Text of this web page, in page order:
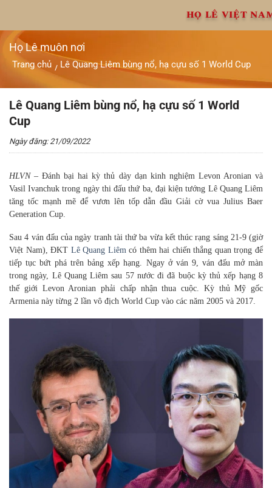
nội
dung
HỌ LÊ VIỆT
Họ Lê muôn nơi
Trang chủ / Lê Quang Liêm bùng nổ, hạ cựu số 1 World Cup
Lê Quang Liêm bùng nổ, hạ cựu số 1 World
Cup
Ngày đăng: 21/09/2022
HLVN– Đánh bại hai kỳ thủ dày dạn kinh nghiệm Levon Aronian và
Vasil Ivanchuk trong ngày thi đấu thứ ba, đại kiện tướng Lê Quang Liêm
tăng tốc mạnh mẽ để vươn lên tốp dẫn đầu Giải cờ vua Julius Baer
Generation Cup.
Sau 4 ván đấu của ngày tranh tài thứ ba vừa kết thúc rạng sáng 21-9 (giờ
Việt Nam), ĐKT Lê Quang Liêmcó thêm hai chiến thắng quan trọng để
tiếp tục bứt phá trên bảng xếp hạng. Ngay ở ván 9, ván đấu mở màn
trong ngày, Lê Quang Liêm sau 57 nước đi đã buộc kỳ thủ xếp hạng 8
thế giới Levon Aronian phải chấp nhận thua cuộc. Kỳ thủ Mỹ gốc
Armenia này từng 2 lần vô địch World Cup vào các năm 2005 và 2017.